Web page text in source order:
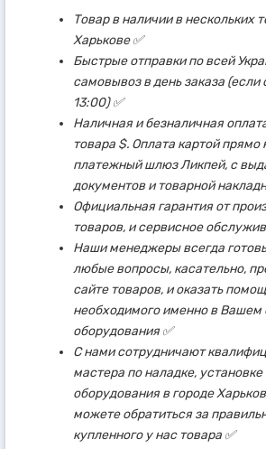
Товар в наличии в нескольких
Харькове ✅
Быстрые отправки по всей
самовывоз в день заказа
13:00) ✅
Наличная и безналичная
товара $. Оплата картой прямо
платежный шлюз Ликпей, с
документов и товарной
Официальная гарантия от
товаров, и сервисное
Наши менеджеры всегда
любые вопросы, касательно,
сайте товаров, и оказать
необходимого именно в Вашем
оборудования ✅
С нами сотрудничают
мастера по наладке, установке
оборудования в городе
можете обратиться за
купленного у нас товара ✅